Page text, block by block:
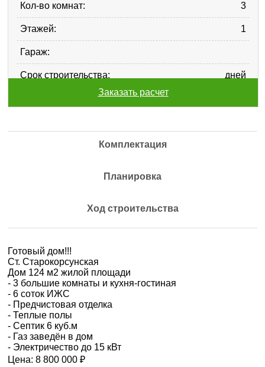
Кол-во комнат: 3
Этажей: 1
Гараж:
Срок строительства:
дней
Заказать расчет
Комплектация
Планировка
Ход строительства
Готовый дом!!!
Ст. Старокорсунская
Дом 124 м2 жилой площади
- 3 большие комнаты и кухня-гостиная
- 6 соток ИЖС
- Предчистовая отделка
- Теплые полы
- Септик 6 куб.м
- Газ заведён в дом
- Электричество до 15 кВт
Цена: 8 800 000 ₽